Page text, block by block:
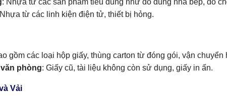
: Nhựa từ các sản phẩm tiêu dùng như đồ dùng nhà bếp, đồ
từ các linh kiện điện tử, thiết bị hỏng.
gồm các loại hộp giấy, thùng carton từ đóng gói, vận chuyển
phòng: Giấy cũ, tài liệu không còn sử dụng, giấy in ấn.
Vải